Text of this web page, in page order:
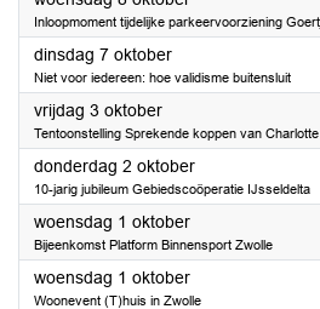
Inloopmoment tijdelijke parkeervoorziening
dinsdag 7 oktober2025
Niet voor iedereen: hoe validisme buitensluit
vrijdag 3 oktober2025
Tentoonstelling Sprekende koppen van
donderdag 2 oktober2025
10-jarig jubileum Gebiedscoöperatie IJsseldelta
woensdag 1 oktober2025
Bijeenkomst Platform Binnensport Zwolle
woensdag 1 oktober2025
Woonevent (T)huis in Zwolle